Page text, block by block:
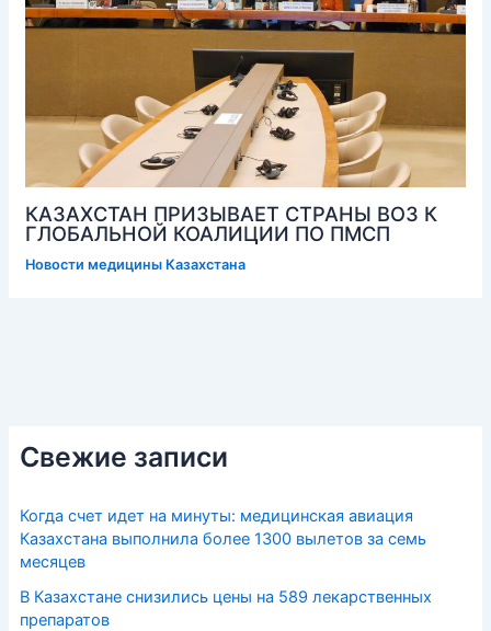
КАЗАХСТАН ПРИЗЫВАЕТ СТРАНЫ ВОЗ К
ГЛОБАЛЬНОЙ КОАЛИЦИИ ПО ПМСП
Новости медицины Казахстана
Свежие записи
Когда счет идет на минуты: медицинская авиация
Казахстана выполнила более 1300 вылетов за семь
месяцев
В Казахстане снизились цены на 589 лекарственных
препаратов